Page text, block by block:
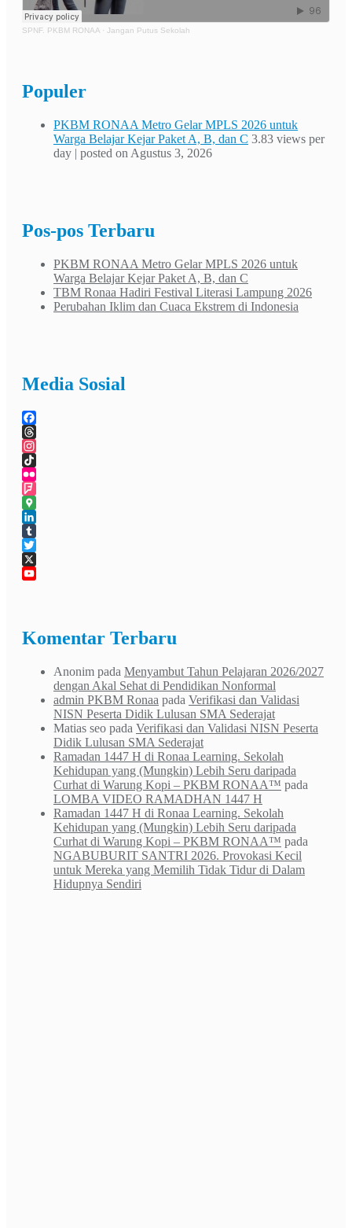
SPNF. PKBM RONAA · Jangan Putus Sekolah
Populer
PKBM RONAA Metro Gelar MPLS 2026 untuk
Warga Belajar Kejar Paket A, B, dan C 3.83 views per
day | posted on Agustus 3, 2026
Pos-pos Terbaru
PKBM RONAA Metro Gelar MPLS 2026 untuk
Warga Belajar Kejar Paket A, B, dan C
TBM Ronaa Hadiri Festival Literasi Lampung 2026
Perubahan Iklim dan Cuaca Ekstrem di Indonesia
Media Sosial
Facebook
Threads
Instagram
TikTok
Flickr
Foursquare
Google
Maps
LinkedIn
Tumblr
Twitter
X
Komentar Terbaru
Anonim pada Menyambut Tahun Pelajaran 2026/2027
dengan Akal Sehat di Pendidikan Nonformal
admin PKBM Ronaa pada Verifikasi dan Validasi
NISN Peserta Didik Lulusan SMA Sederajat
Matias seo pada Verifikasi dan Validasi NISN Peserta
Didik Lulusan SMA Sederajat
Ramadan 1447 H di Ronaa Learning. Sekolah
Kehidupan yang (Mungkin) Lebih Seru daripada
Curhat di Warung Kopi – PKBM RONAA™ pada
LOMBA VIDEO RAMADHAN 1447 H
Ramadan 1447 H di Ronaa Learning. Sekolah
Kehidupan yang (Mungkin) Lebih Seru daripada
Curhat di Warung Kopi – PKBM RONAA™ pada
NGABUBURIT SANTRI 2026. Provokasi Kecil
untuk Mereka yang Memilih Tidak Tidur di Dalam
Hidupnya Sendiri